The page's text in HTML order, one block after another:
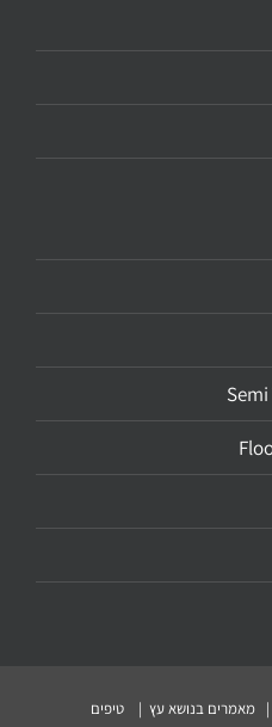
| מאמרים בנושא עץ | טיפים